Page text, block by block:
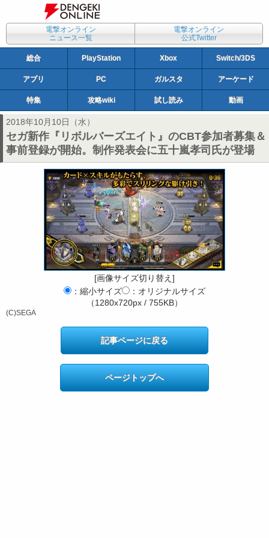
電撃オンライン
ニュース一覧
電撃オンライン
公式Twitter
総合 PlayStation Xbox Switch/3DS
アプリ PC ガルスタ アーケード
特集 攻略wiki 試し読み 動画
2018年10月10日（水）
セガ新作『リボルバーズエイト』のCBT参加者募集＆
事前登録が開始。制作発表会に五十嵐孝司氏が登場
[画像サイズ切り替え]
：縮小サイズ
：オリジナルサイズ
（1280x720px / 755KB）
(C)SEGA
記事ページに戻る
ページトップへ